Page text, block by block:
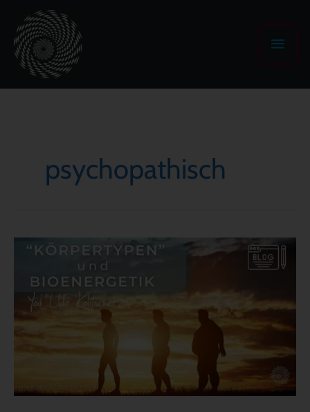
Inhalt
springen
psychopathisch
„Körpertypen“
Bioenergetik